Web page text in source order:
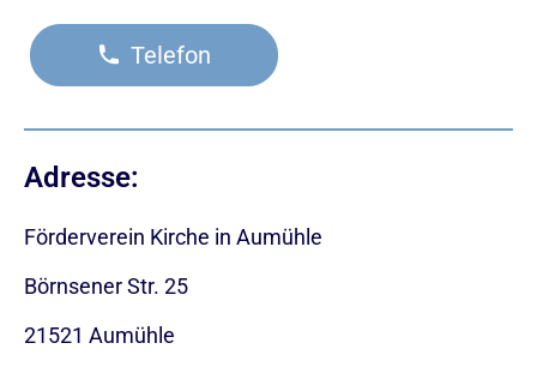
Telefon
Adresse:
Förderverein Kirche in Aumühle
Börnsener Str. 25
21521 Aumühle